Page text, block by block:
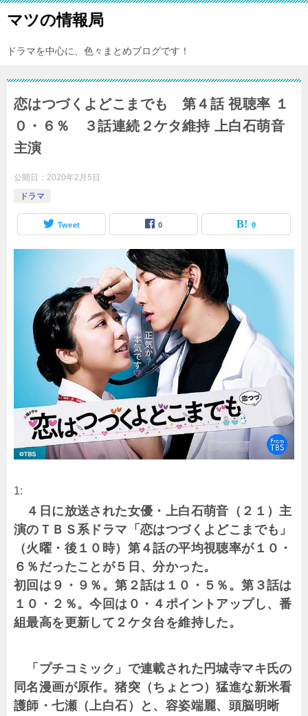
マツの情報局
ドラマを中心に、色々まとめブログです！
恋はつづくよどこまでも 第４話 視聴率 １
０・６％ ３話連続２ケタ維持 上白石萌音
主演
公開日： 2020年2月5日
ドラマ
Tweet 0 0
1:
４日に放送された女優・上白石萌音（２１）主
演のＴＢＳ系ドラマ「恋はつづくよどこまでも」
（火曜・後１０時）第４話の平均視聴率が１０・
６％だったことが５日、分かった。
初回は９・９％。第２話は１０・５％。第３話は
１０・２％。今回は０・４ポイントアップし、番
組最高を更新して２ケタ台を維持した。
「プチコミック」で連載された円城寺マキ氏の
同名漫画が原作。猪突（ちょとつ）猛進な新米看
護師・七瀬（上白石）と、容姿端麗、頭脳明晰